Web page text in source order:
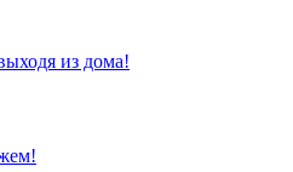
из дома!